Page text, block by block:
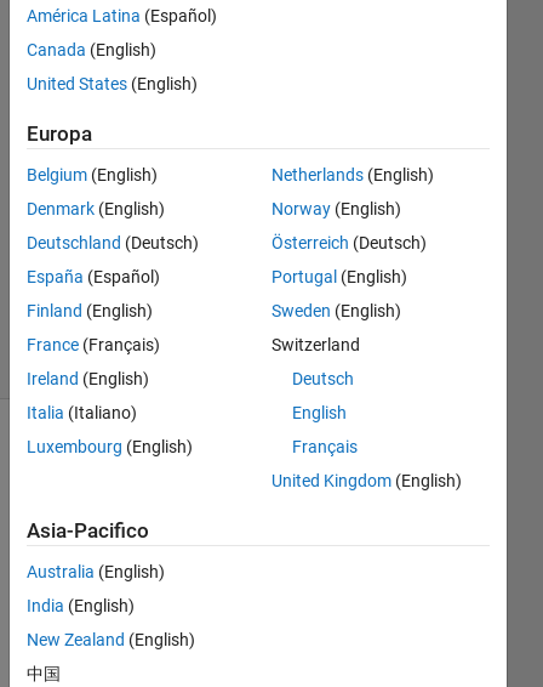
21 Apr
2021
Risposte
Risposta
accettata
Aggiornato
2021
101
Visualizzazioni
just
ran
América Latina (Español)
Canada (English)
United States (English)
Europa
Belgium (English)
Denmark (English)
Deutschland (Deutsch)
España (Español)
Finland (English)
France (Français)
Ireland (English)
Italia (Italiano)
Luxembourg (English)
Netherlands(English)
Norway(English)
Österreich (Deutsch)
Portugal (English)
Sweden (English)
Switzerland
Deutsch
English
Français
United Kingdom(English)
Asia-Pacifico
Australia (English)
India (English)
New Zealand (English)
中国